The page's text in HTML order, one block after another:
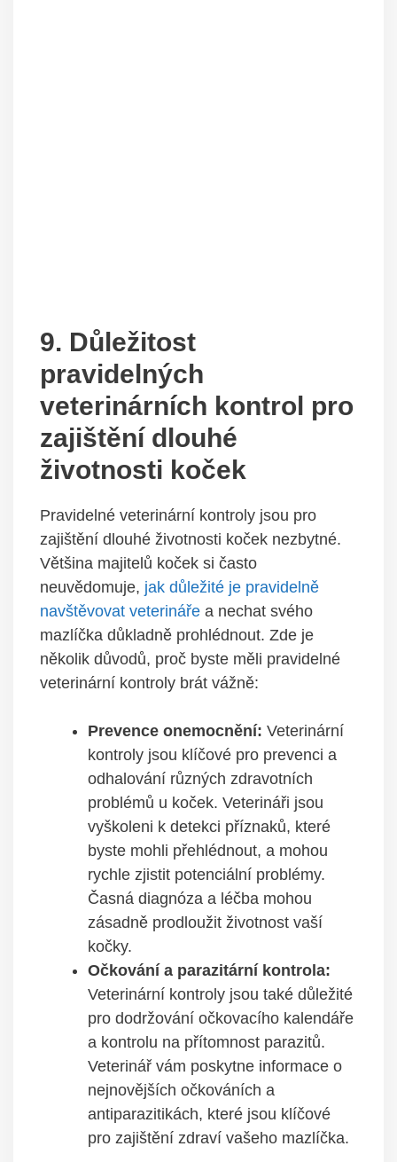
9. Důležitost
pravidelných
veterinárních kontrol pro
zajištění dlouhé
životnosti koček
Pravidelné veterinární kontroly jsou pro
zajištění dlouhé životnosti koček nezbytné.
Většina majitelů koček si často
neuvědomuje, jak důležité je pravidelně
navštěvovat veterináře a nechat svého
mazlíčka důkladně prohlédnout. Zde je
několik důvodů, proč byste měli pravidelné
veterinární kontroly brát vážně:
Prevence onemocnění: Veterinární
kontroly jsou klíčové pro prevenci a
odhalování různých zdravotních
problémů u koček. Veterináři jsou
vyškoleni k detekci příznaků, které
byste mohli přehlédnout, a mohou
rychle zjistit potenciální problémy.
Časná diagnóza a léčba mohou
zásadně prodloužit životnost vaší
kočky.
Očkování a parazitární kontrola:
Veterinární kontroly jsou také důležité
pro dodržování očkovacího kalendáře
a kontrolu na přítomnost parazitů.
Veterinář vám poskytne informace o
nejnovějších očkováních a
antiparazitikách, které jsou klíčové
pro zajištění zdraví vašeho mazlíčka.